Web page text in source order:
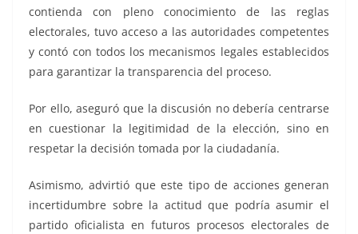
contienda con pleno conocimiento de las reglas
electorales, tuvo acceso a las autoridades competentes
y contó con todos los mecanismos legales establecidos
para garantizar la transparencia del proceso.
Por ello, aseguró que la discusión no debería centrarse
en cuestionar la legitimidad de la elección, sino en
respetar la decisión tomada por la ciudadanía.
Asimismo, advirtió que este tipo de acciones generan
incertidumbre sobre la actitud que podría asumir el
partido oficialista en futuros procesos electorales de